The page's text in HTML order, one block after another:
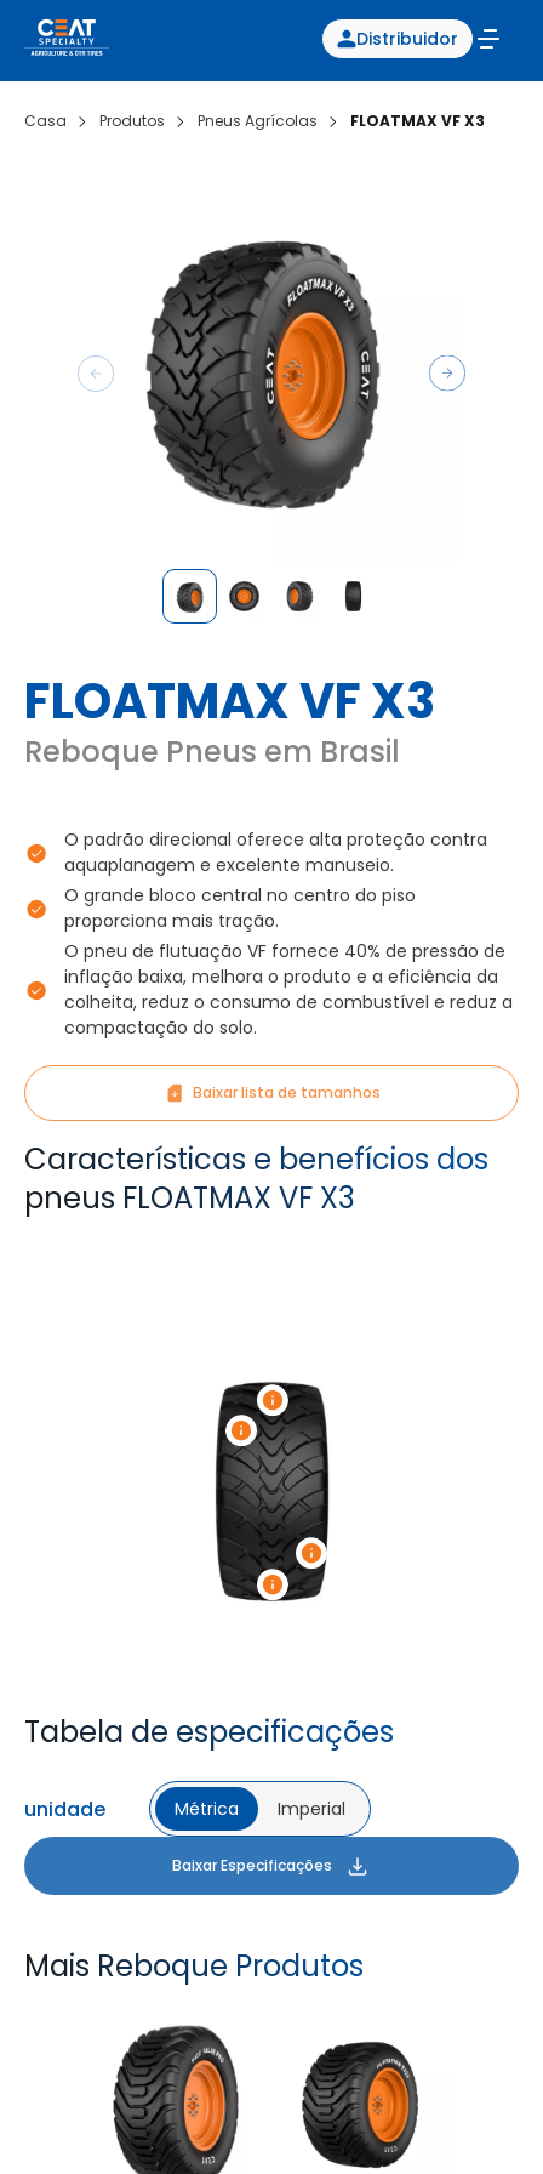
Distribuidor
Casa Produtos Pneus Agrícolas FLOATMAX VF X3
FLOATMAX VF X3
Reboque Pneus em Brasil
O padrão direcional oferece alta proteção contra
aquaplanagem e excelente manuseio.
O grande bloco central no centro do piso
proporciona mais tração.
O pneu de flutuação VF fornece 40% de pressão de
inflação baixa, melhora o produto e a eficiência da
colheita, reduz o consumo de combustível e reduz a
compactação do solo.
Baixar lista de tamanhos
Características e benefícios dos
pneus FLOATMAX VF X3
Tabela de especificações
unidade Métrica Imperial
Baixar Especificações
Mais Reboque Produtos